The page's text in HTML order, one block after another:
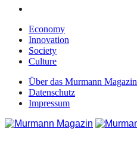
Economy
Innovation
Society
Culture
Über das Murmann Magazin
Datenschutz
Impressum